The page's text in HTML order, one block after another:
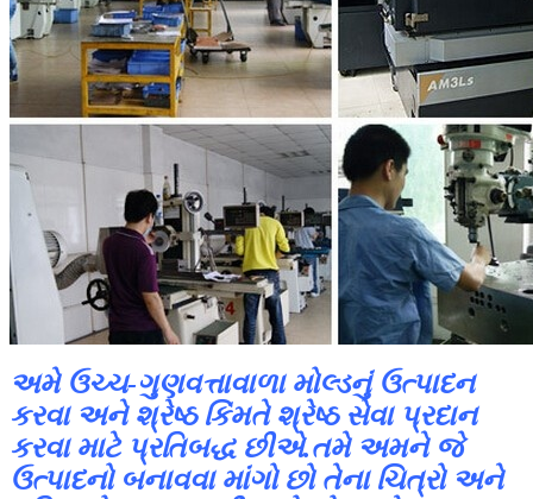
અમે ઉચ્ચ-ગુણવત્તાવાળા મોલ્ડનું ઉત્પાદન
કરવા અને શ્રેષ્ઠ કિંમતે શ્રેષ્ઠ સેવા પ્રદાન
કરવા માટે પ્રતિબદ્ધ છીએ.તમે અમને જે
ઉત્પાદનો બનાવવા માંગો છો તેના ચિત્રો અને